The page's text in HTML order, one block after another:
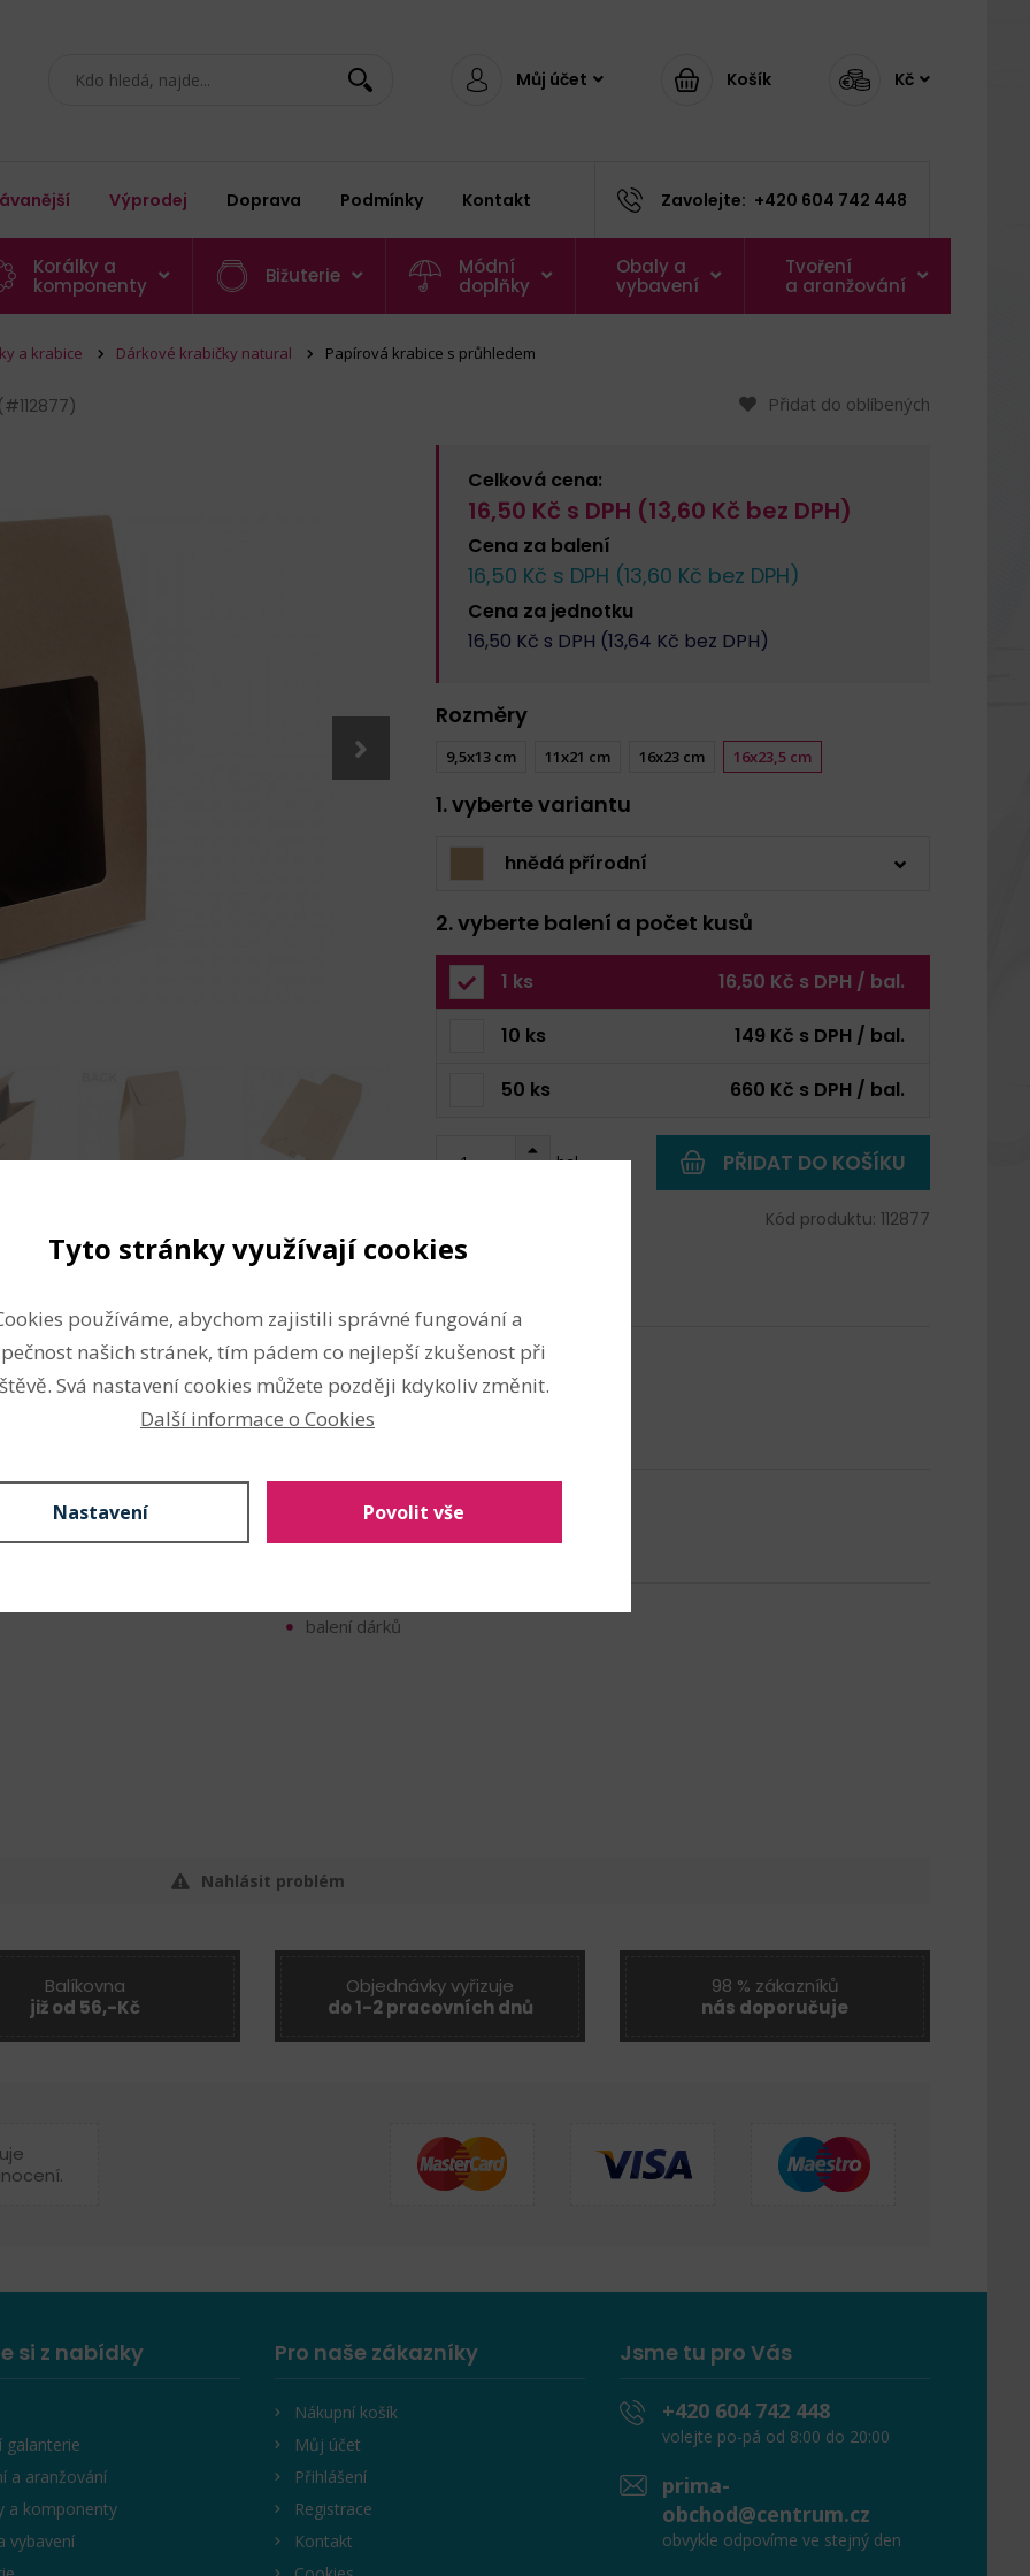
Můj účet Košík Kč
Výprodej Doprava Podmínky Kontakt Zavolejte: +420 604 742 448
Korálky a
komponenty
Bižuterie
Módní
doplňky
Obaly a
vybavení
Tvoření
a aranžování
a krabice Dárkové krabičky natural Papírová krabice s průhledem
(#112877) Přidat do oblíbených
Celková cena:
16,50 Kč s DPH (13,60 Kč bez DPH)
Cena za balení
16,50 Kč s DPH (13,60 Kč bez DPH)
Cena za jednotku
16,50 Kč s DPH (13,64 Kč bez DPH)
Rozměry
9,5x13 cm 11x21 cm 16x23 cm 16x23,5 cm
1. vyberte variantu
hnědá přírodní
2. vyberte balení a počet kusů
1 ks 16,50 Kč s DPH / bal.
10 ks 149 Kč s DPH / bal.
50 ks 660 Kč s DPH / bal.
bal. PŘIDAT DO KOŠÍKU
Kód produktu: 112877
průhledemje ideální pro
Pevný papírový materiál
kreativní aranžmá, díky
– malbou,flitry,krajkou
Dodáváme ji v
krajům ji během
papír
plast
Rozměry:16 x 23,5 x 8 cm
balení dárků
Nahlásit problém
Balíkovna
již od 56,-Kč
Objednávky vyřizuje
do 1-2 pracovních dnů
98 % zákazníků
nás doporučuje
si z nabídky
galanterie
a aranžování
a komponenty
vybavení
Pro naše zákazníky
Nákupní košík
Můj účet
Přihlášení
Registrace
Kontakt
Jsme tu pro Vás
+420 604 742 448
volejte po-pá od 8:00 do 20:00
prima-
obchod@centrum.cz
obvykle odpovíme ve stejný den
Tyto stránky využívají cookies
používáme, abychom zajistili správné fungování a
našich stránek, tím pádem co nejlepší zkušenost při
Svá nastavení cookies můžete později kdykoliv změnit.
Další informace o Cookies
Nastavení Povolit vše